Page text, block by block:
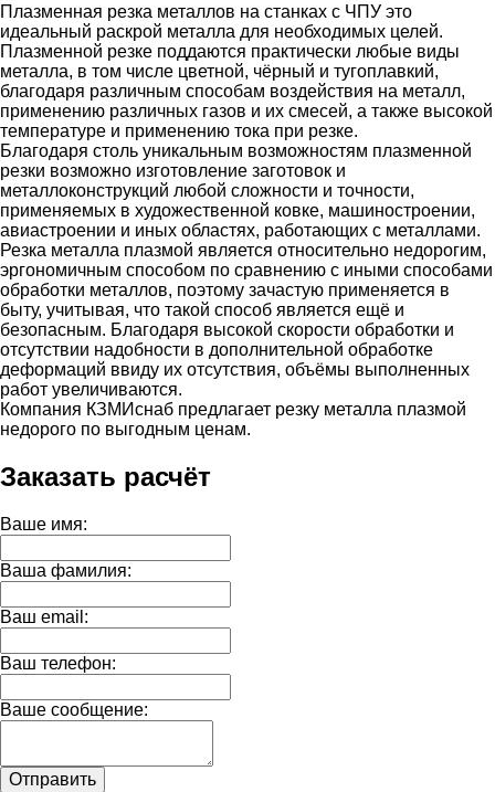
Плазменная резка металлов на станках с ЧПУ это
идеальный раскрой металла для необходимых целей.
Плазменной резке поддаются практически любые виды
металла, в том числе цветной, чёрный и тугоплавкий,
благодаря различным способам воздействия на металл,
применению различных газов и их смесей, а также высокой
температуре и применению тока при резке.
Благодаря столь уникальным возможностям плазменной
резки возможно изготовление заготовок и
металлоконструкций любой сложности и точности,
применяемых в художественной ковке, машиностроении,
авиастроении и иных областях, работающих с металлами.
Резка металла плазмой является относительно недорогим,
эргономичным способом по сравнению с иными способами
обработки металлов, поэтому зачастую применяется в
быту, учитывая, что такой способ является ещё и
безопасным. Благодаря высокой скорости обработки и
отсутствии надобности в дополнительной обработке
деформаций ввиду их отсутствия, объёмы выполненных
работ увеличиваются.
Компания КЗМИснаб предлагает резку металла плазмой
недорого по выгодным ценам.
Заказать расчёт
Ваше имя:
Ваша фамилия:
Ваш email:
Ваш телефон:
Ваше сообщение:
Отправить